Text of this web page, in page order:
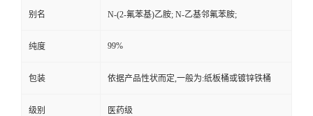
别名 N-(2-氟苯基)乙胺; N-乙基邻氟苯胺;
纯度 99%
包装 依据产品性状而定,一般为:纸板桶或镀锌铁桶
级别 医药级